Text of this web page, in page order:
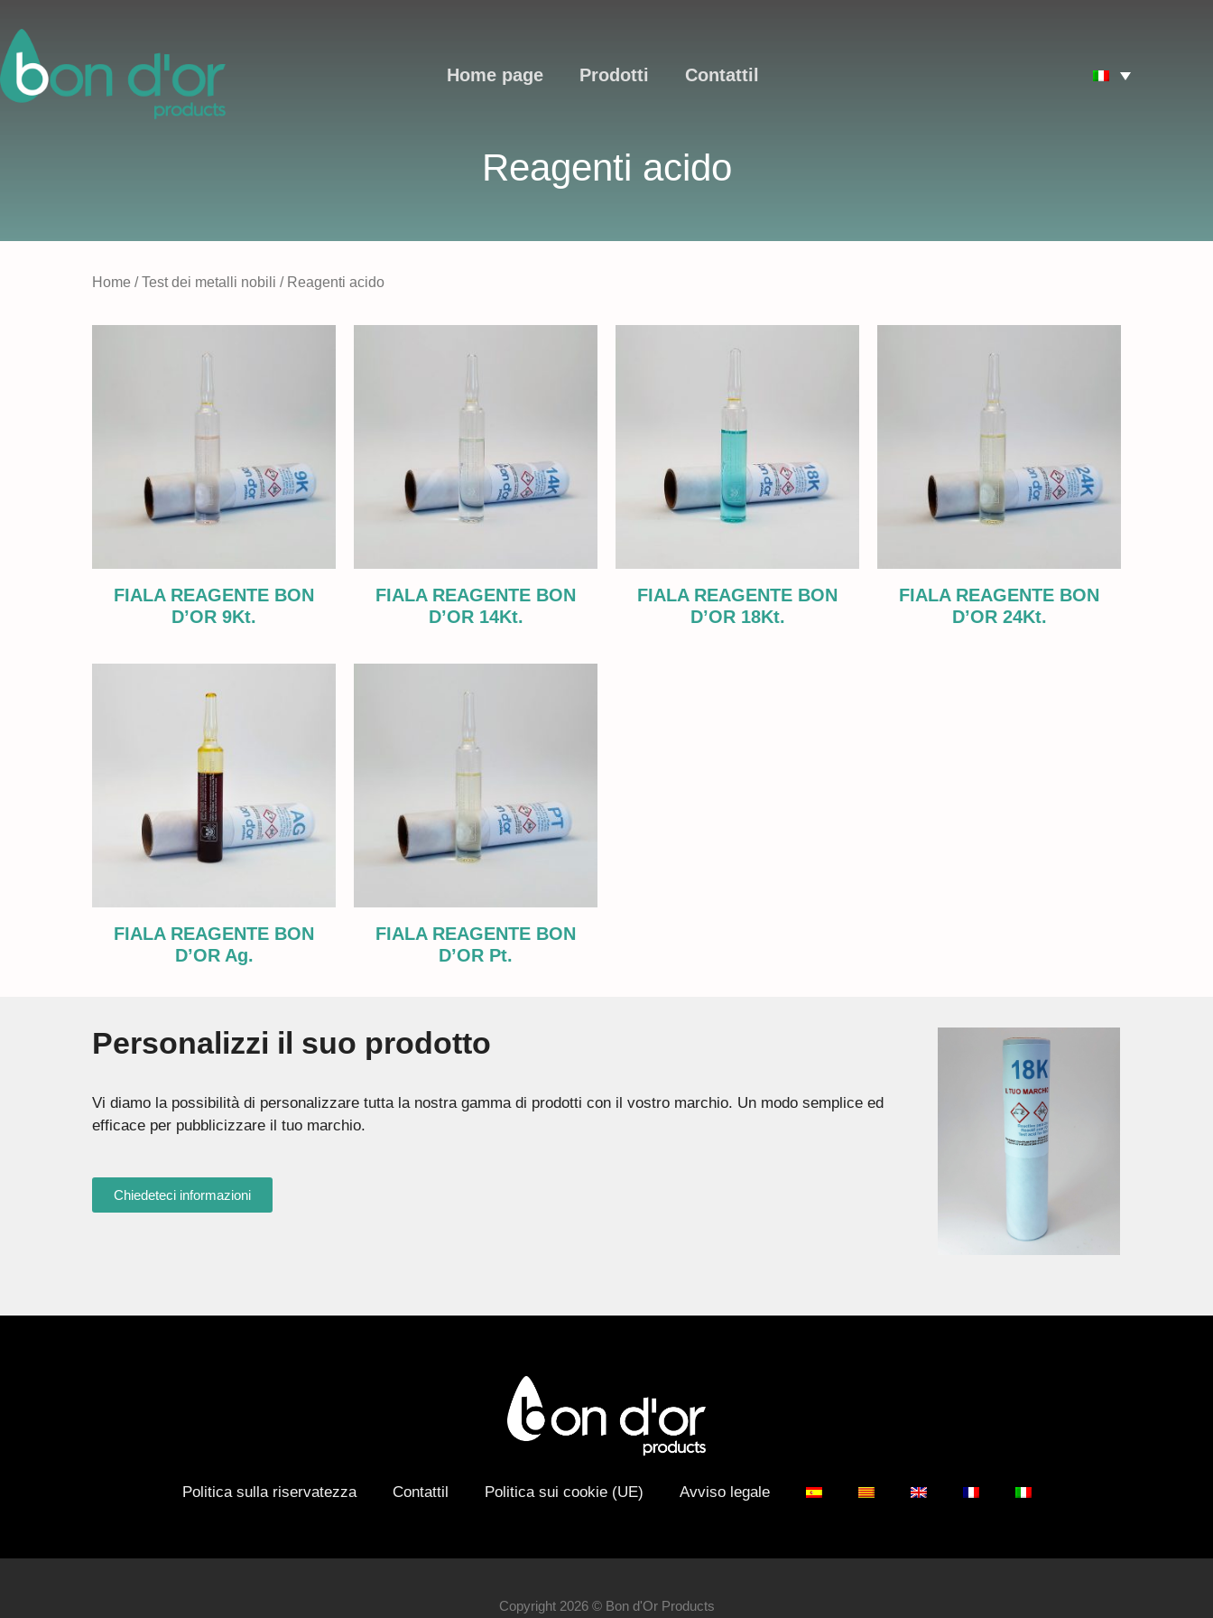
Home page Prodotti Contattil
Reagenti acido
Home /Test dei metalli nobili / Reagenti acido
FIALA REAGENTE BON
D’OR 9Kt.
FIALA REAGENTE BON
D’OR 14Kt.
FIALA REAGENTE BON
D’OR 18Kt.
FIALA REAGENTE BON
D’OR 24Kt.
FIALA REAGENTE BON
D’OR Ag.
FIALA REAGENTE BON
D’OR Pt.
Personalizzi il suo prodotto
Vi diamo la possibilità di personalizzare tutta la nostra gamma di prodotti con il vostro marchio. Un modo semplice ed
efficace per pubblicizzare il tuo marchio.
Chiedeteci informazioni
Politica sulla riservatezza Contattil Politica sui cookie (UE) Avviso legale
Copyright 2026 © Bon d'Or Products